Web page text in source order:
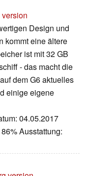
Design und
kommt eine ältere
ist mit 32 GB
- das macht die
dem G6 aktuelles
einige eigene
04.05.2017
Ausstattung: